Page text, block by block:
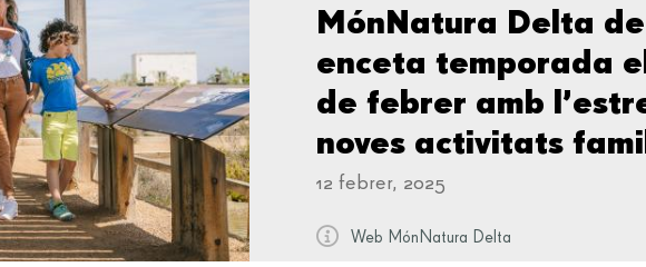
MónNatura Delta de
enceta temporada
de febrer amb
noves activitats
12 febrer, 2025
Web MónNatura Delta